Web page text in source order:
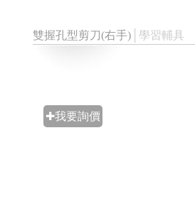
雙握孔型剪刀(右手)│學習輔具
✚我要詢價